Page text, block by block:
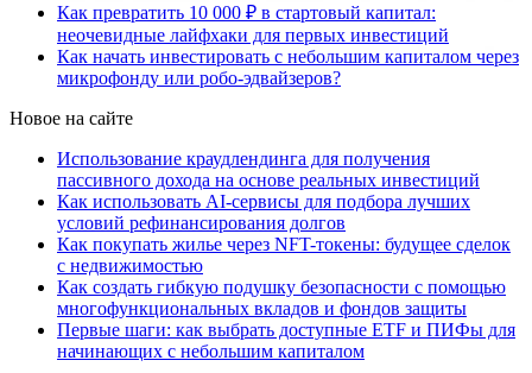
Как превратить 10 000 ₽ в стартовый капитал:
неочевидные лайфхаки для первых инвестиций
Как начать инвестировать с небольшим капиталом через
микрофонду или робо-эдвайзеров?
Новое на сайте
Использование краудлендинга для получения
пассивного дохода на основе реальных инвестиций
Как использовать AI-сервисы для подбора лучших
условий рефинансирования долгов
Как покупать жилье через NFT-токены: будущее сделок
с недвижимостью
Как создать гибкую подушку безопасности с помощью
многофункциональных вкладов и фондов защиты
Первые шаги: как выбрать доступные ETF и ПИФы для
начинающих с небольшим капиталом